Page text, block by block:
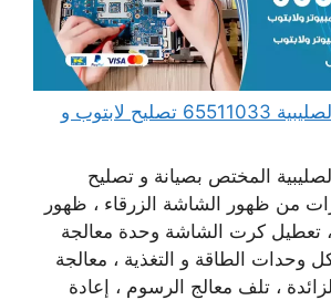
مهندس كمبيوتر الصليبية 65511033 تصليح لابتوب و
المختص بصيانة و تصليح
من ظهور الشاشة الزرقاء ، ظهور
، تعطيل كرت الشاشة وحدة معالجة
وحدات الطاقة و التغذية ، معالجة
، تلف معالج الرسوم ، إعادة